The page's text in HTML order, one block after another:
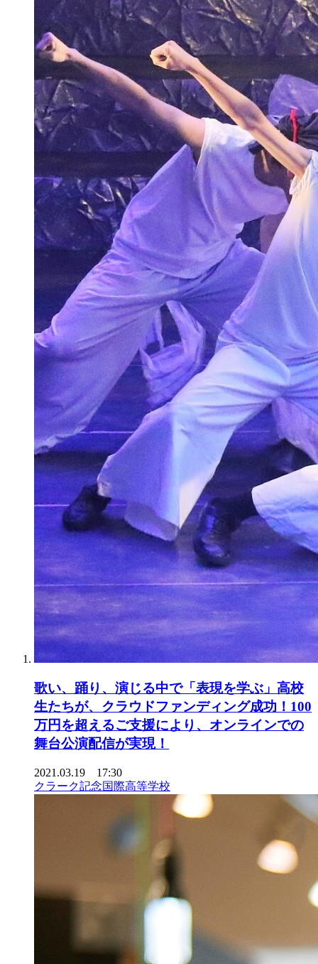
歌い、踊り、演じる中で「表現を学ぶ」高校
生たちが、クラウドファンディング成功！100
万円を超えるご支援により、オンラインでの
舞台公演配信が実現！
2021.03.19 17:30
クラーク記念国際高等学校